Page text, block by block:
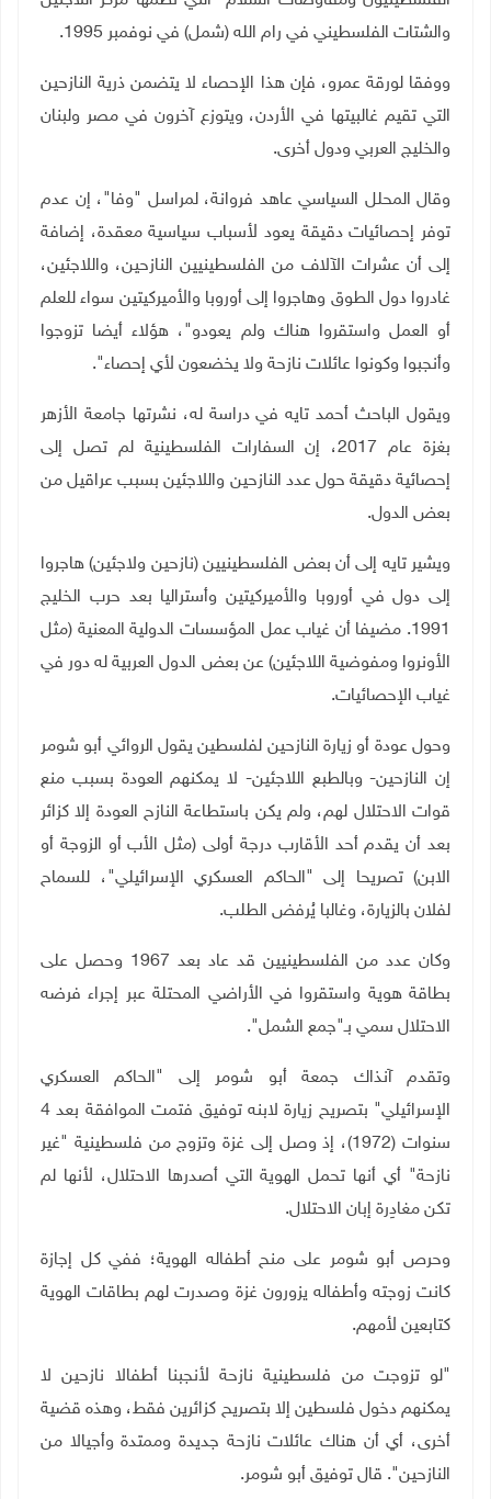
والشتات الفلسطيني في رام الله (شمل) في نوفمبر 1995
.
ووفقا لورقة عمرو، فإن هذا الإحصاء لا يتضمن ذرية النازحين
التي تقيم غالبيتها في الأردن، ويتوزع آخرون في مصر ولبنان
والخليج العربي ودول أخرى.
وقال المحلل السياسي عاهد فروانة، لمراسل "وفا"، إن عدم
توفر إحصائيات دقيقة يعود لأسباب سياسية معقدة، إضافة
إلى أن عشرات الآلاف من الفلسطينيين النازحين، واللاجئين،
غادروا دول الطوق وهاجروا إلى أوروبا والأميركيتين سواء للعلم
أو العمل واستقروا هناك ولم يعودو" ، هؤلاء أيضا تزوجوا
وأنجبوا وكونوا عائلات نازحة ولا يخضعون لأي إحصاء".
ويقول الباحث أحمد تايه في دراسة له، نشرتها جامعة الأزهر
بغزة عام 2017، إن السفارات الفلسطينية لم تصل إلى
إحصائية دقيقة حول عدد النازحين واللاجئين بسبب عراقيل من
بعض الدول.
ويشير تايه إلى أن بعض الفلسطينيين (نازحين ولاجئين) هاجروا
إلى دول في أوروبا والأميركيتين وأستراليا بعد حرب الخليج
1991. مضيفا أن غياب عمل المؤسسات الدولية المعنية (مثل
الأونروا ومفوضية اللاجئين) عن بعض الدول العربية له دور في
غياب الإحصائيات.
وحول عودة أو زيارة النازحين لفلسطين يقول الروائي أبو شومر
إن النازحين- وبالطبع اللاجئين- لا يمكنهم العودة بسبب منع
قوات الاحتلال لهم، ولم يكن باستطاعة النازح العودة إلا كزائر
بعد أن يقدم أحد الأقارب درجة أولى (مثل الأب أو الزوجة أو
الابن) تصريحا إلى "الحاكم العسكري الإسرائيلي"، للسماح
لفلان بالزيارة، وغالبا يُرفض الطلب.
وكان عدد من الفلسطينيين قد عاد بعد 1967 وحصل على
بطاقة هوية واستقروا في الأراضي المحتلة عبر إجراء فرضه
الاحتلال سمي بـ"جمع الشمل".
وتقدم آنذاك جمعة أبو شومر إلى "الحاكم العسكري
الإسرائيلي" بتصريح زيارة لابنه توفيق فتمت الموافقة بعد 4
سنوات (1972)، إذ وصل إلى غزة وتزوج من فلسطينية "غير
نازحة" أي أنها تحمل الهوية التي أصدرها الاحتلال، لأنها لم
تكن مغادِرة إبان الاحتلال.
وحرص أبو شومر على منح أطفاله الهوية؛ ففي كل إجازة
كانت زوجته وأطفاله يزورون غزة وصدرت لهم بطاقات الهوية
كتابعين لأمهم.
"لو تزوجت من فلسطينية نازحة لأنجبنا أطفالا نازحين لا
يمكنهم دخول فلسطين إلا بتصريح كزائرين فقط، وهذه قضية
أخرى، أي أن هناك عائلات نازحة جديدة وممتدة وأجيالا من
النازحين". قال توفيق أبو شومر.